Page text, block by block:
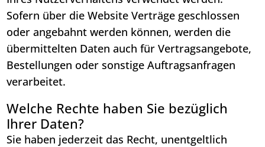
Sofern über die Website Verträge geschlossen
oder angebahnt werden können, werden die
übermittelten Daten auch für Vertragsangebote,
Bestellungen oder sonstige Auftragsanfragen
verarbeitet.
Welche Rechte haben Sie bezüglich
Ihrer Daten?
Sie haben jederzeit das Recht, unentgeltlich